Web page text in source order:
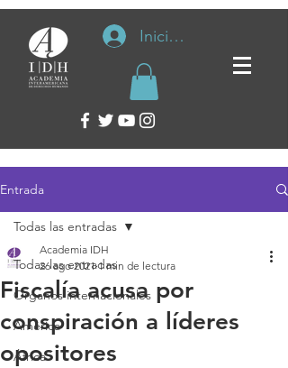
Iniciar sesión
Entrada
Todas las entradas
Organos internacionales
América
África
Todas las entradas
Fiscalía acusa por
conspiración a líderes
opositores
Academia IDH
26 ago 2021 1 min de lectura